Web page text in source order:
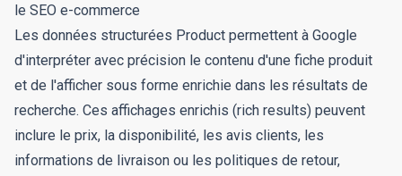
le SEO e-commerce
Les données structurées Product permettent à Google
d'interpréter avec précision le contenu d'une fiche produit
et de l'afficher sous forme enrichie dans les résultats de
recherche. Ces affichages enrichis (rich results) peuvent
inclure le prix, la disponibilité, les avis clients, les
informations de livraison ou les politiques de retour,